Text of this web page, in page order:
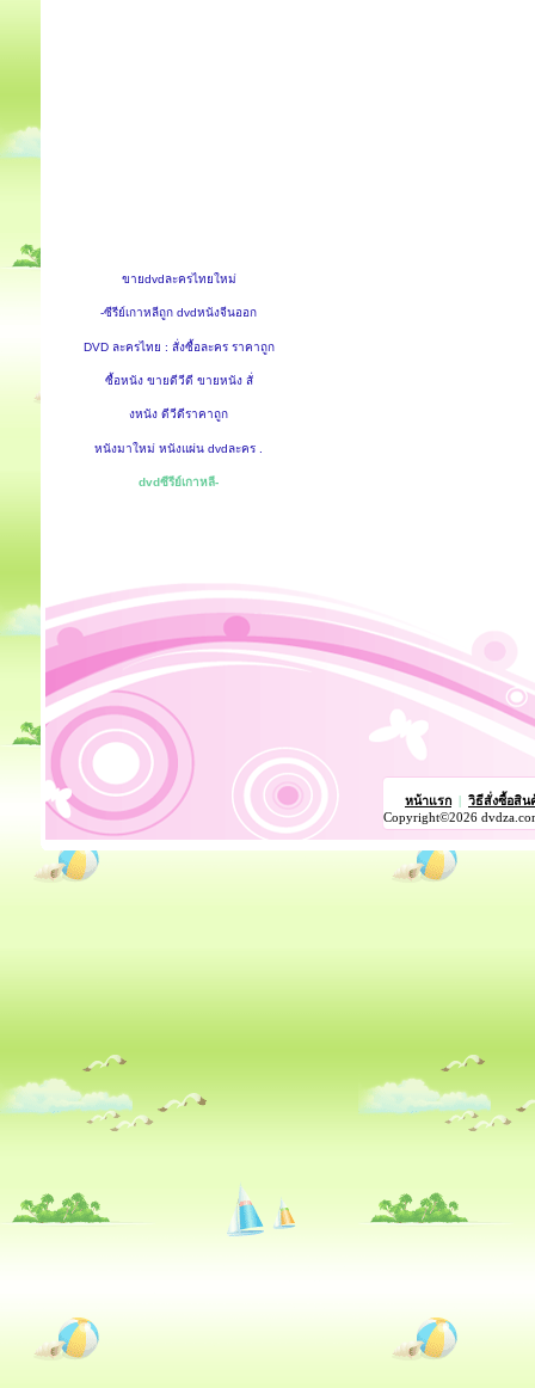
ขายdvdละครไทยใหม่
-ซีรีย์เกาหลีถูก dvdหนังจีนออก
DVD ละครไทย : สั่งซื้อละคร ราคาถูก
ซื้อหนัง ขายดีวีดี ขายหนัง สั่
งหนัง ดีวีดีราคาถูก
หนังมาใหม่ หนังแผ่น dvdละคร .
dvdซีรีย์เกาหลี-
หน้าแรก
วิธีสั่งซื้อสิน
Copyright©2026